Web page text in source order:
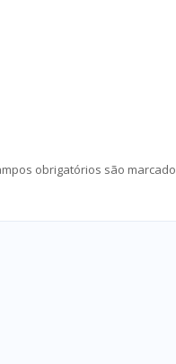
obrigatórios são